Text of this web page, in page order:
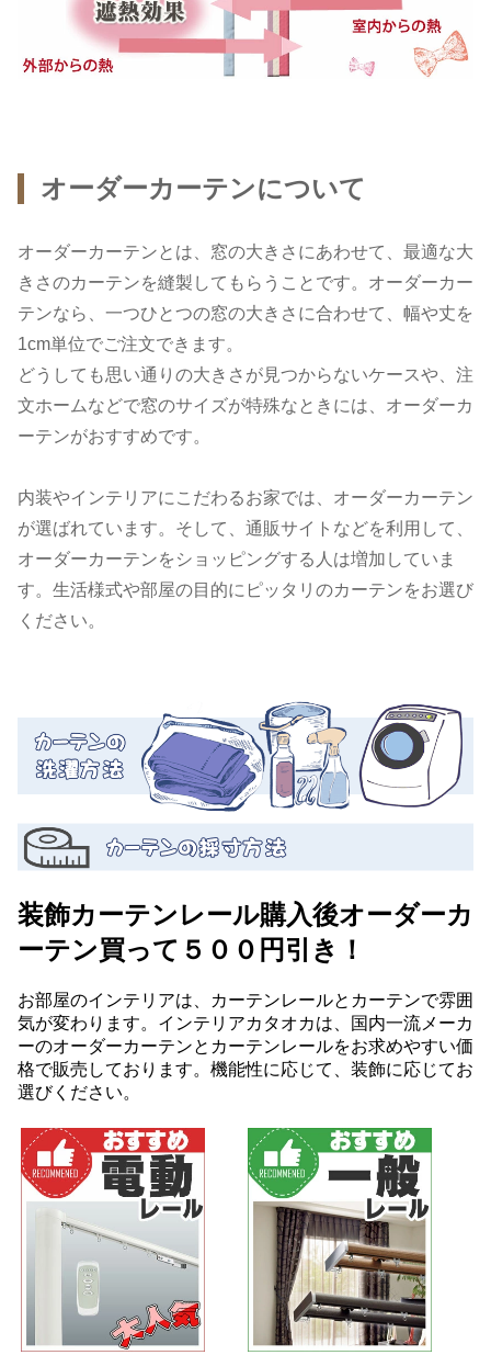
オーダーカーテンについて
オーダーカーテンとは、窓の大きさにあわせて、最適な大
きさのカーテンを縫製してもらうことです。オーダーカー
テンなら、一つひとつの窓の大きさに合わせて、幅や丈を
1cm単位でご注文できます。
どうしても思い通りの大きさが見つからないケースや、注
文ホームなどで窓のサイズが特殊なときには、オーダーカ
ーテンがおすすめです。
内装やインテリアにこだわるお家では、オーダーカーテン
が選ばれています。そして、通販サイトなどを利用して、
オーダーカーテンをショッピングする人は増加していま
す。生活様式や部屋の目的にピッタリのカーテンをお選び
ください。